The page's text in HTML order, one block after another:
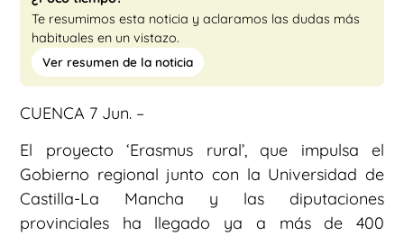
Te resumimos esta noticia y aclaramos las dudas más
habituales en un vistazo.
Ver resumen de la noticia
CUENCA 7 Jun. –
El proyecto ‘Erasmus rural’, que impulsa el
Gobierno regional junto con la Universidad de
Castilla-La Mancha y las diputaciones
provinciales ha llegado ya a más de 400